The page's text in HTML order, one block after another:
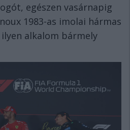
egészen vasárnapig
1983-as imolai hármas
alkalom bármely